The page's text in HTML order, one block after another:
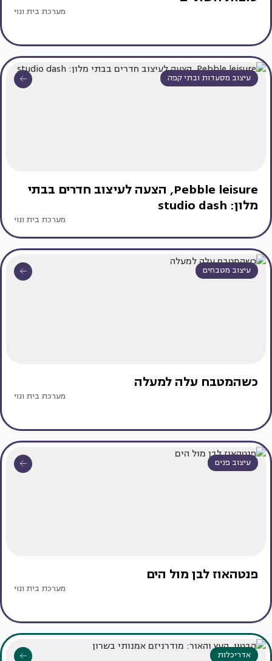
מערכת בית ונוי
עיצוב מסעדות ובתי קפה
Pebble leisure, הצעה לעיצוב חדרים בבתי
מלון: studio dash
מערכת בית ונוי
עיצוב מטבחים
כשהמטבח עלה למעלה
מערכת בית ונוי
עיצוב פנים
פנטהאוז לבן מול הים
מערכת בית ונוי
אדריכלות